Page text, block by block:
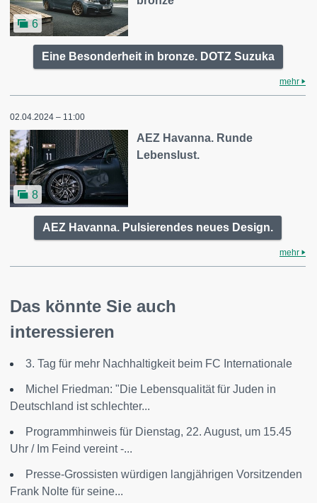
6
Eine Besonderheit in bronze. DOTZ Suzuka
mehr
02.04.2024 – 11:00
8
AEZ Havanna. Runde
Lebenslust.
AEZ Havanna. Pulsierendes neues Design.
mehr
Das könnte Sie auch
interessieren
3. Tag für mehr Nachhaltigkeit beim FC Internationale
Michel Friedman: "Die Lebensqualität für Juden in
Deutschland ist schlechter...
Programmhinweis für Dienstag, 22. August, um 15.45
Uhr / Im Feind vereint -...
Presse-Grossisten würdigen langjährigen Vorsitzenden
Frank Nolte für seine...